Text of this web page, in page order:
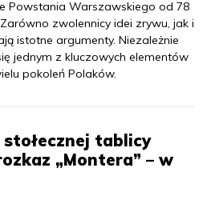
Powstania Warszawskiego od 78
zwolennicy idei zrywu, jak i
istotne argumenty. Niezależnie
jednym z kluczowych elementów
pokoleń Polaków.
tablicy
„Montera” – w